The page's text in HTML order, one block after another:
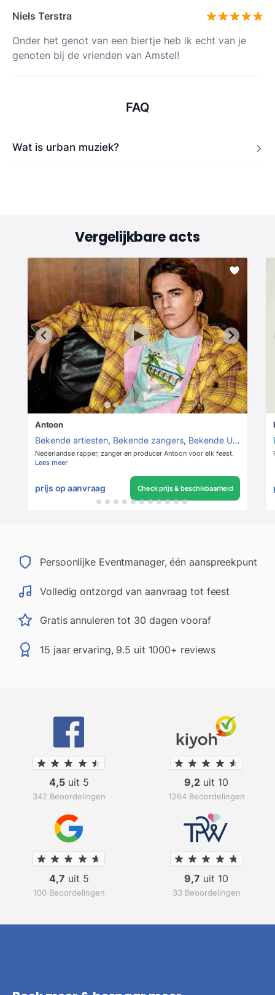
Niels Terstra
Onder het genot van een biertje heb ik echt van je
genoten bij de vrienden van Amstel!
FAQ
Wat is urban muziek?
Vergelijkbare acts
Antoon
Bekende artiesten, Bekende zangers, Bekende Urban artiesten
Nederlandse rapper, zanger en producer Antoon voor elk feest.
Lees meer
prijs op aanvraag Check prijs & beschikbaarheid
Persoonlijke Eventmanager, één aanspreekpunt
Volledig ontzorgd van aanvraag tot feest
Gratis annuleren tot 30 dagen vooraf
15 jaar ervaring, 9.5 uit 1000+ reviews
4,5uit 5
342 Beoordelingen
9,2 uit 10
1264 Beoordelingen
4,7 uit 5
100 Beoordelingen
9,7 uit 10
33 Beoordelingen